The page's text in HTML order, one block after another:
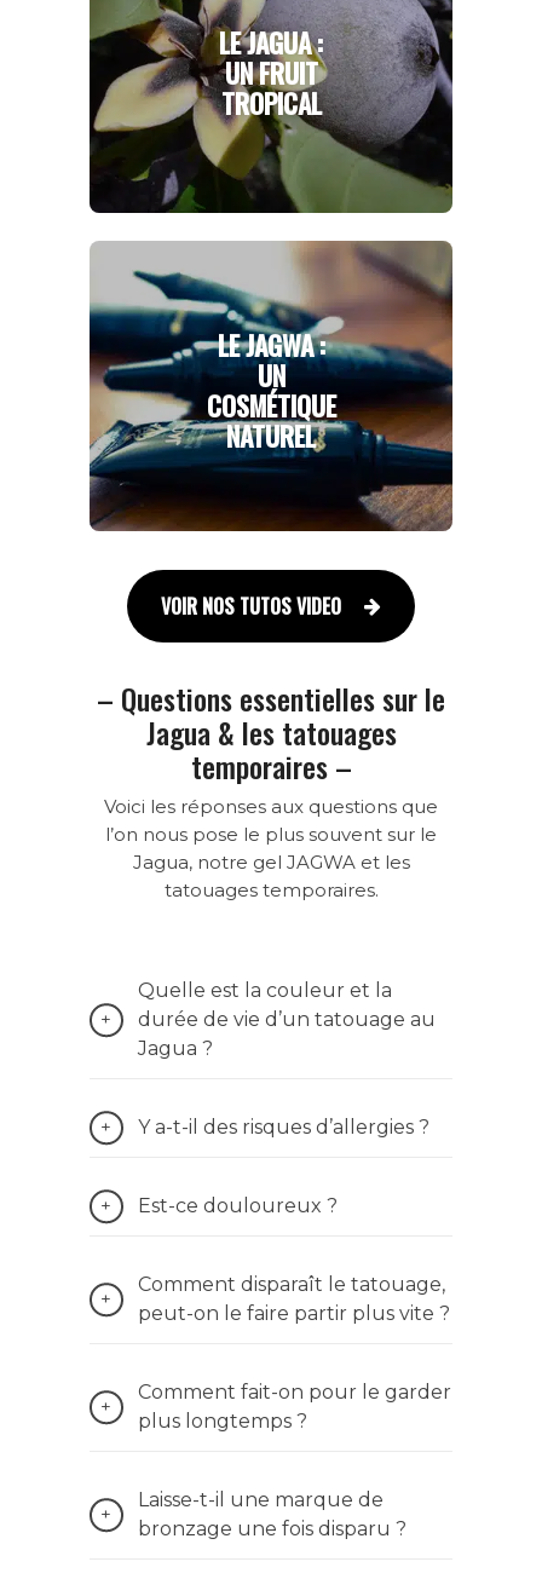
LE JAGUA :
UN FRUIT
TROPICAL
LE JAGWA :
UN
COSMÉTIQUE
NATUREL
VOIR NOS TUTOS VIDEO
– Questions essentielles sur le
Jagua & les tatouages
temporaires –
Voici les réponses aux questions que
l’on nous pose le plus souvent sur le
Jagua, notre gel JAGWA et les
tatouages temporaires.
Quelle est la couleur et la
durée de vie d’un tatouage au
Jagua ?
Y a-t-il des risques d’allergies ?
Est-ce douloureux ?
Comment disparaît le tatouage,
peut-on le faire partir plus vite ?
Comment fait-on pour le garder
plus longtemps ?
Laisse-t-il une marque de
bronzage une fois disparu ?